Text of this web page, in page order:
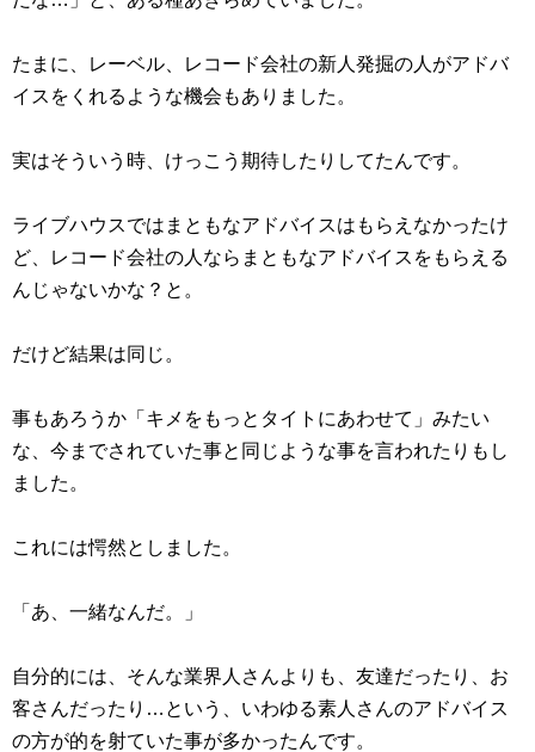
たまに、レーベル、レコード会社の新人発掘の人がアドバ
イスをくれるような機会もありました。
実はそういう時、けっこう期待したりしてたんです。
ライブハウスではまともなアドバイスはもらえなかったけ
ど、レコード会社の人ならまともなアドバイスをもらえる
んじゃないかな？と。
だけど結果は同じ。
事もあろうか「キメをもっとタイトにあわせて」みたい
な、今までされていた事と同じような事を言われたりもし
ました。
これには愕然としました。
「あ、一緒なんだ。」
自分的には、そんな業界人さんよりも、友達だったり、お
客さんだったり…という、いわゆる素人さんのアドバイス
の方が的を射ていた事が多かったんです。